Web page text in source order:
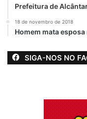
Prefeitura de
18 de novembro de 2018
Homem mata
SIGA-NOS NO